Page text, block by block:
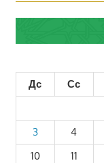
Дс
Сс
3
4
10
11